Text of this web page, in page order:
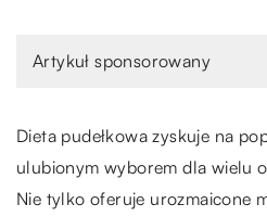
Artykuł sponsorowany
Dieta pudełkowa zyskuje na
ulubionym wyborem dla wielu
Nie tylko oferuje urozmaicone